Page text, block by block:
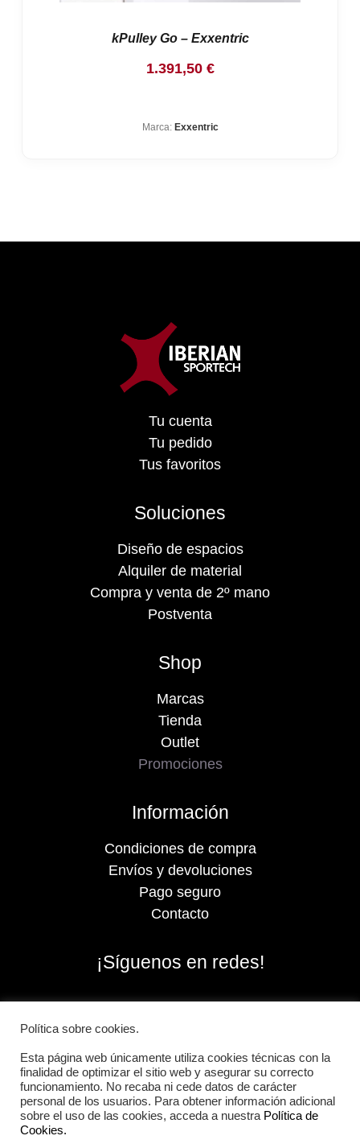
kPulley Go – Exxentric
1.391,50 €
Marca: Exxentric
Tu cuenta
Tu pedido
Tus favoritos
Soluciones
Diseño de espacios
Alquiler de material
Compra y venta de 2º mano
Postventa
Shop
Marcas
Tienda
Outlet
Promociones
Información
Condiciones de compra
Envíos y devoluciones
Pago seguro
Contacto
¡Síguenos en redes!
Política sobre cookies.
Esta página web únicamente utiliza cookies técnicas con la
finalidad de optimizar el sitio web y asegurar su correcto
funcionamiento. No recaba ni cede datos de carácter
personal de los usuarios. Para obtener información adicional
sobre el uso de las cookies, acceda a nuestra Política de
Cookies.